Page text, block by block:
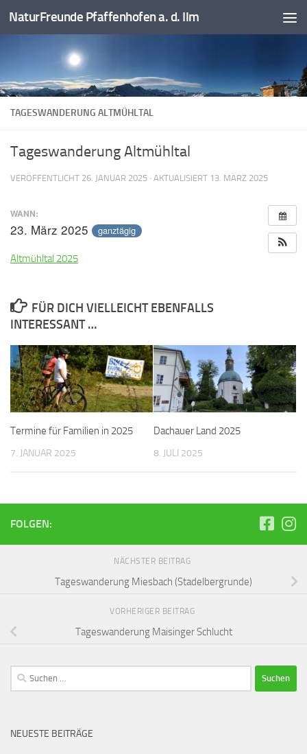
Zum Inhalt springen
NaturFreunde Pfaffenhofen a. d. Ilm
TAGESWANDERUNG ALTMÜHLTAL
Tageswanderung Altmühltal
VERÖFFENTLICHT 26. JANUAR 2025 · AKTUALISIERT 13. MÄRZ 2025
WANN:
23. März 2025 ganztägig
Altmühltal 2025
FÜR DICH VIELLEICHT EBENFALLS
INTERESSANT …
Termine für Familien in 2025
7. JANUAR 2025
Dachauer Land 2025
8. JULI 2025
FOLGEN:
NÄCHSTER BEITRAG
Tageswanderung Miesbach (Stadelbergrunde)
VORHERIGER BEITRAG
Tageswanderung Maisinger Schlucht
Suchen
nach:
NEUESTE BEITRÄGE